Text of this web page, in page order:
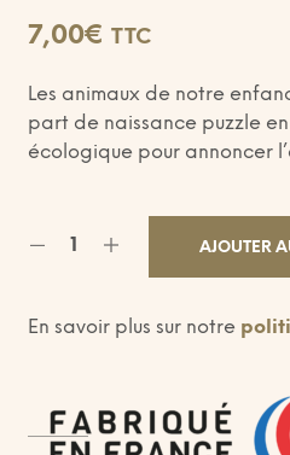
7,00€ TTC
Les animaux de notre
part de naissance puzzle
écologique pour annoncer
AJOUTER
En savoir plus sur notre